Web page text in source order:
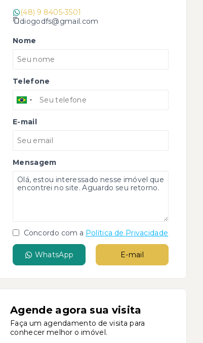
(48) 9 8405-3501
diogodfs@gmail.com
Nome
Telefone
E-mail
Mensagem
Concordo com a Política de Privacidade
WhatsApp E-mail
Agende agora sua visita
Faça um agendamento de visita para
conhecer melhor o imóvel.